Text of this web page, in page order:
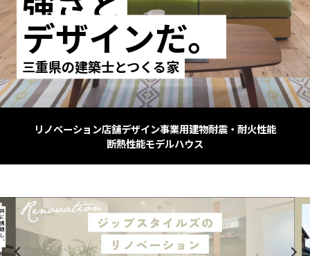
デザインだ。
三重県の建築士とつくる家
リノベーション店舗デザイン事業用建物耐震・耐火性能
断熱性能モデルハウス